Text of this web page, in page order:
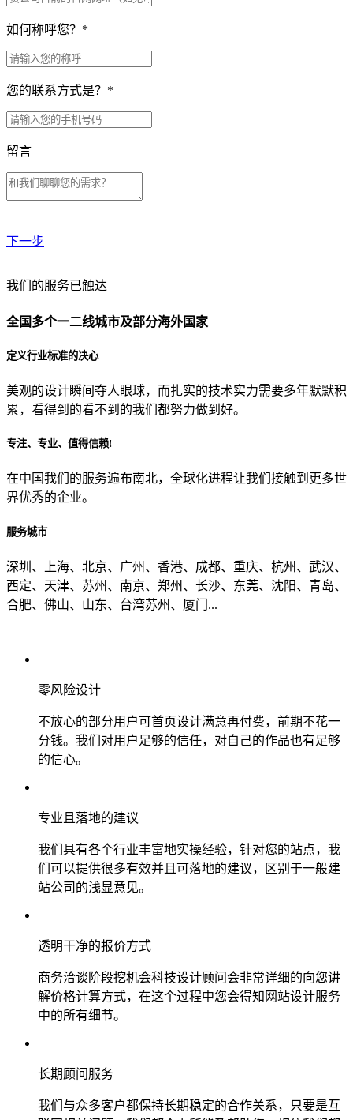
如何称呼您？ *
您的联系方式是？ *
留言
下一步
贵公司预算范围是？
贵公司的团队规模是？
目前主要的营销渠道是？
我们的服务已触达
全国多个一二线城市及部分海外国家
定义行业标准的决心
美观的设计瞬间夺人眼球，而扎实的技术实力需要多年默默积
累，看得到的看不到的我们都努力做到好。
专注、专业、值得信赖!
在中国我们的服务遍布南北，全球化进程让我们接触到更多世
界优秀的企业。
服务城市
深圳、上海、北京、广州、香港、成都、重庆、杭州、武汉、
西定、天津、苏州、南京、郑州、长沙、东莞、沈阳、青岛、
合肥、佛山、山东、台湾苏州、厦门...
零风险设计
不放心的部分用户可首页设计满意再付费，前期不花一
分钱。我们对用户足够的信任，对自己的作品也有足够
的信心。
专业且落地的建议
我们具有各个行业丰富地实操经验，针对您的站点，我
们可以提供很多有效并且可落地的建议，区别于一般建
站公司的浅显意见。
透明干净的报价方式
商务洽谈阶段挖机会科技设计顾问会非常详细的向您讲
解价格计算方式，在这个过程中您会得知网站设计服务
中的所有细节。
长期顾问服务
我们与众多客户都保持长期稳定的合作关系，只要是互